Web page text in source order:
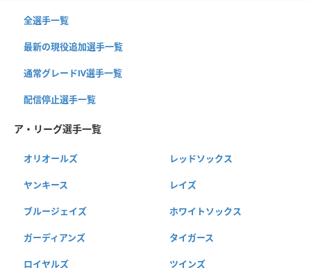
全選手一覧
最新の現役追加選手一覧
通常グレードⅣ選手一覧
配信停止選手一覧
ア・リーグ選手一覧
オリオールズ レッドソックス
ヤンキース レイズ
ブルージェイズ ホワイトソックス
ガーディアンズ タイガース
ロイヤルズ ツインズ